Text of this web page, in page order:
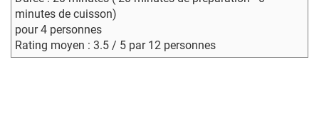
minutes de cuisson)
pour 4 personnes
Rating moyen : 3.5 / 5 par 12 personnes